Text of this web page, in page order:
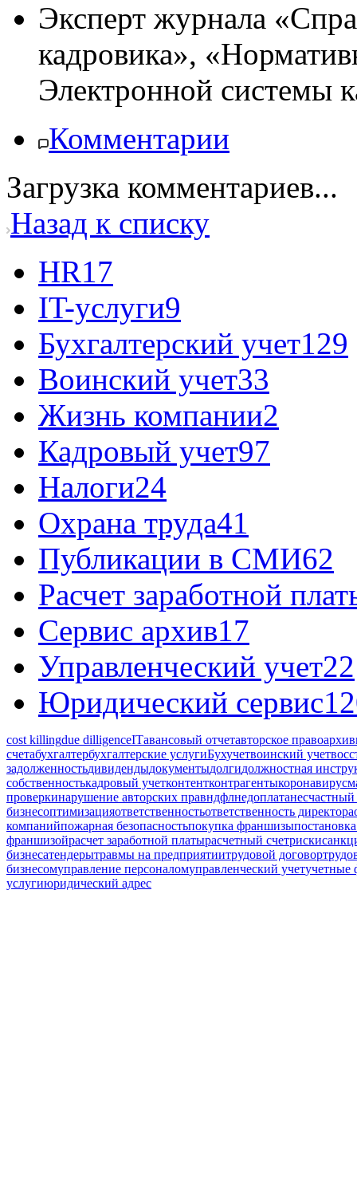
Эксперт журнала
кадровика»,
Электронной системы
Комментарии
Загрузка комментариев...
Назад к списку
HR17
IT-услуги9
Бухгалтерский учет129
Воинский учет33
Жизнь компании2
Кадровый учет97
Налоги24
Охрана труда41
Публикации в СМИ62
Расчет заработной
Сервис архив17
Управленческий учет22
Юридический сервис
cost killingdue dilligenceITавансовый отчетавторское право
счетабухгалтербухгалтерские услугиБухучетвоинский учет
задолженностьдивидендыдокументыдолгидолжностная
собственностькадровый учетконтентконтрагентыкоронавирус
проверкинарушение авторских правндфлнедоплатанесчастный
бизнесоптимизацияответственностьответственность директора
компанийпожарная безопасностьпокупка франшизы
франшизойрасчет заработной платырасчетный счетриски
бизнесатендерытравмы на предприятиитрудовой договор
бизнесомуправление персоналомуправленческий учетучетные
услугиюридический адрес